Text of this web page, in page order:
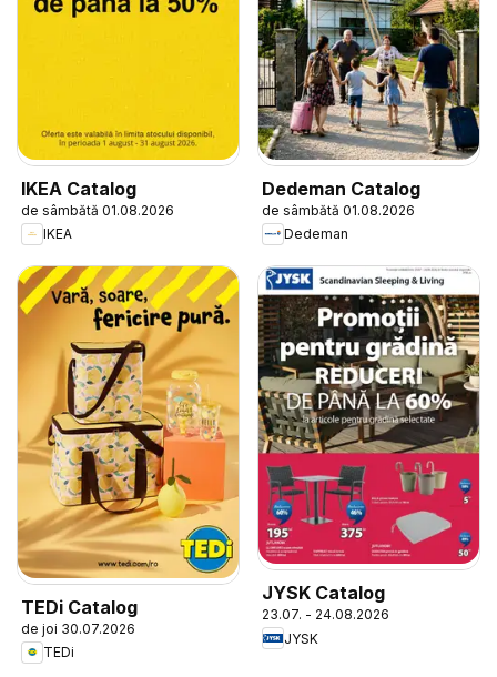
IKEA Catalog
de sâmbătă 01.08.2026
IKEA
Dedeman Catalog
de sâmbătă 01.08.2026
Dedeman
TEDi Catalog
de joi 30.07.2026
TEDi
JYSK Catalog
23.07. - 24.08.2026
JYSK